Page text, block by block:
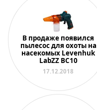
В продаже появился
пылесос для охоты на
насекомых Levenhuk
LabZZ BC10
17.12.2018